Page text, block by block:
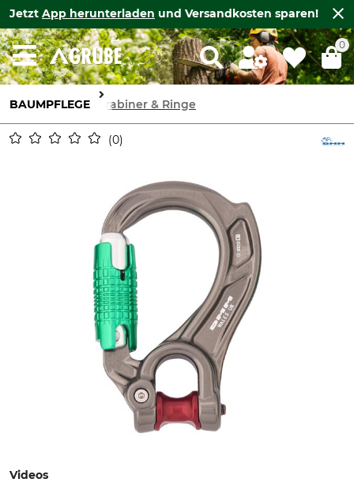
Jetzt App herunterladen und Versandkosten sparen!
0
BAUMPFLEGE Karabiner & Ringe
0
Videos